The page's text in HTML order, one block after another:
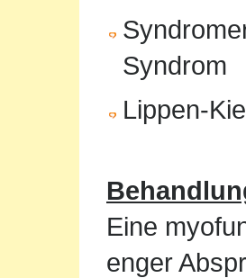
Syndrom
Lippen-
Eine
enger